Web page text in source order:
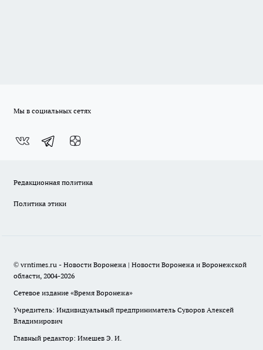
Мы в социальных сетях
Редакционная политика
Политика этики
© vrntimes.ru - Новости Воронежа | Новости Воронежа и Воронежской
области, 2004-2026
Сетевое издание «Время Воронежа»
Учредитель: Индивидуальный предприниматель Суворов Алексей
Владимирович
Главный редактор: Имешев Э. И.